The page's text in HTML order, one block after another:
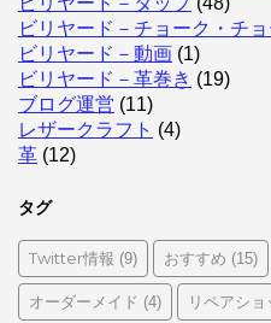
ビリヤード－チョーク・チ
ビリヤード－動画 (1)
ビリヤード－革巻き (19)
ブログ運営 (11)
レザークラフト (4)
革 (12)
タグ
Twitter情報 (9) おすすめ (15)
オーダーメイド (4) リペアショ